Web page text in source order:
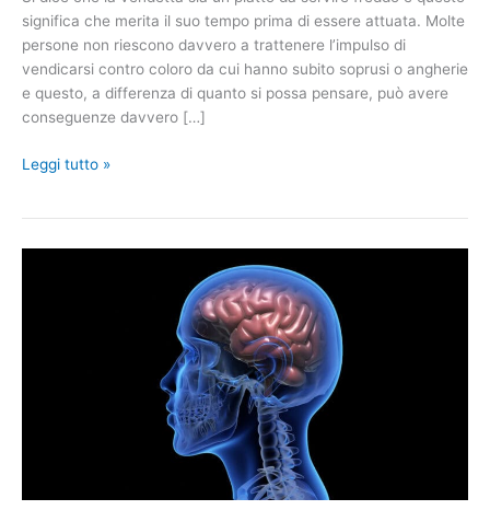
significa che merita il suo tempo prima di essere attuata. Molte
persone non riescono davvero a trattenere l’impulso di
vendicarsi contro coloro da cui hanno subito soprusi o angherie
e questo, a differenza di quanto si possa pensare, può avere
conseguenze davvero […]
Perché
scienza.
Leggi tutto »